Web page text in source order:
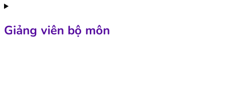
Giảng viên bộ môn